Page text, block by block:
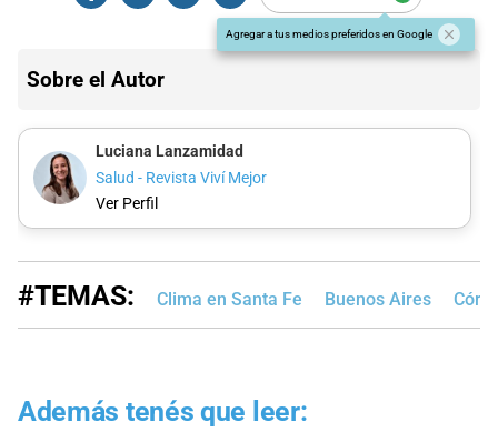
Agregar a tus medios preferidos en Google
Sobre el Autor
Luciana Lanzamidad
Salud - Revista Viví Mejor
Ver Perfil
#TEMAS: Clima en Santa Fe Buenos Aires
Además tenés que leer: